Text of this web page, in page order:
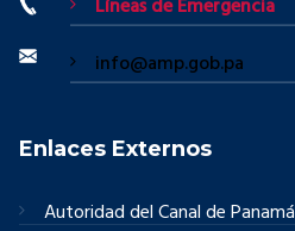
Líneas de Emergencia
info@amp.gob.pa
Enlaces Externos
Autoridad del Canal de Panamá